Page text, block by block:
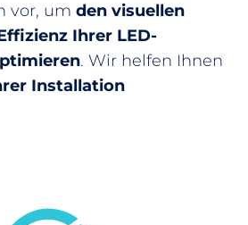
vor, um den visuellen
Ihrer LED-
. Wir helfen Ihnen
Installation